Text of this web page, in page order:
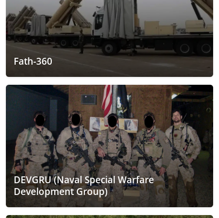
Fath-360
DEVGRU (Naval Special Warfare
Development Group)